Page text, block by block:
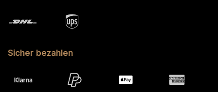
Sicher bezahlen